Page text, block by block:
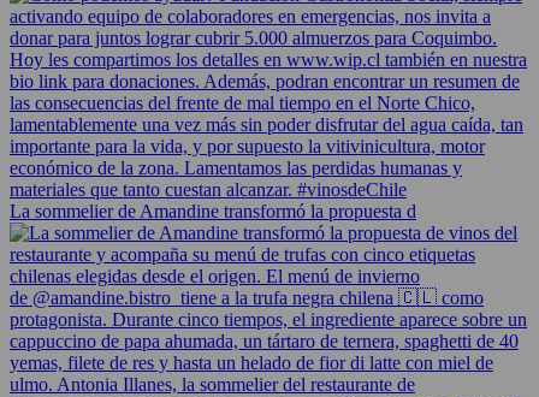
La sommelier de Amandine transformó la propuesta d